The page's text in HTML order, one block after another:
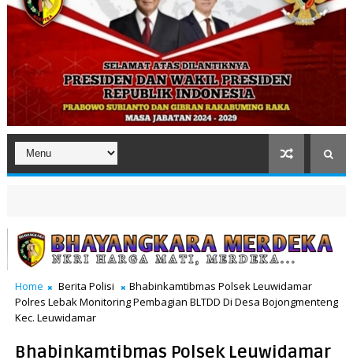
Home Berita Polisi
Bhabinkamtibmas Polsek Leuwidamar
Polres Lebak Monitoring Pembagian BLTDD Di Desa Bojongmenteng
Kec. Leuwidamar
Bhabinkamtibmas Polsek Leuwidamar